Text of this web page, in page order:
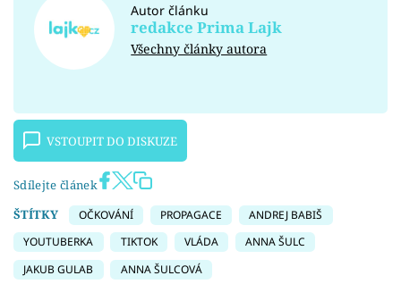
Autor článku
redakce Prima Lajk
Všechny články autora
VSTOUPIT DO DISKUZE
Sdílejte článek
ŠTÍTKY
OČKOVÁNÍ PROPAGACE
ANDREJ BABIŠ
YOUTUBERKA
TIKTOK VLÁDA
ANNA ŠULC
JAKUB GULAB
ANNA ŠULCOVÁ